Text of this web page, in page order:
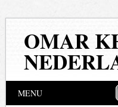
OMAR
Hoofdmenu
MENU